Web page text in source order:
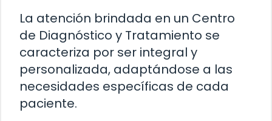
La atención brindada en un Centro
de Diagnóstico y Tratamiento se
caracteriza por ser integral y
personalizada, adaptándose a las
necesidades específicas de cada
paciente.